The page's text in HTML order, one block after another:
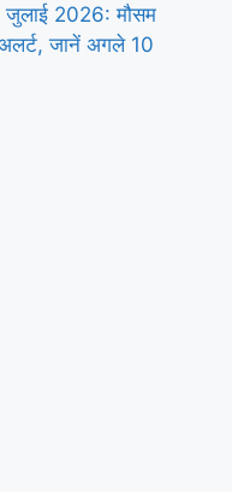
जुलाई 2026: मौसम
अलर्ट, जानें अगले 10